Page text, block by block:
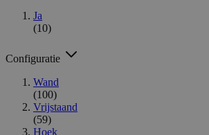
Ja
(10)
Configuratie
Wand
(100)
Vrijstaand
(59)
Hoek